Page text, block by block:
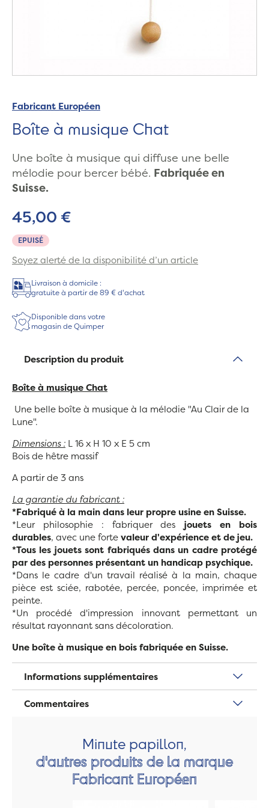
Fabricant Européen
Boîte à musique Chat
Une boîte à musique qui diffuse une belle
mélodie pour bercer bébé. Fabriquée en
Suisse.
EPUISÉ
45,00 €
Soyez alerté de la disponibilité d’un article
Livraison à domicile :
gratuite à partir de 89 € d'achat
Disponible dans votre
magasin de Quimper
Description du produit
Boîte à musique Chat
Une belle boîte à musique à la mélodie "Au Clair de la
Lune".
Dimensions : L 16 x H 10 x E 5 cm
Bois de hêtre massif
A partir de 3 ans
La garantie du fabricant :
*Fabriqué à la main dans leur propre usine en Suisse.
*Leur philosophie : fabriquer des jouets en bois
durables, avec une fortevaleur d'expérience et de jeu.
*Tous les jouets sont fabriqués dans un cadre protégé
par des personnes présentant un handicap psychique.
*Dans le cadre d'un travail réalisé à la main, chaque
pièce est sciée, rabotée, percée, poncée, imprimée et
peinte.
*Un procédé d'impression innovant permettant un
résultat rayonnant sans décoloration.
Une boîte à musique en bois fabriquée en Suisse.
Informations supplémentaires
Commentaires
Minute papillon,
d'autres produits de la marque
Fabricant Européen